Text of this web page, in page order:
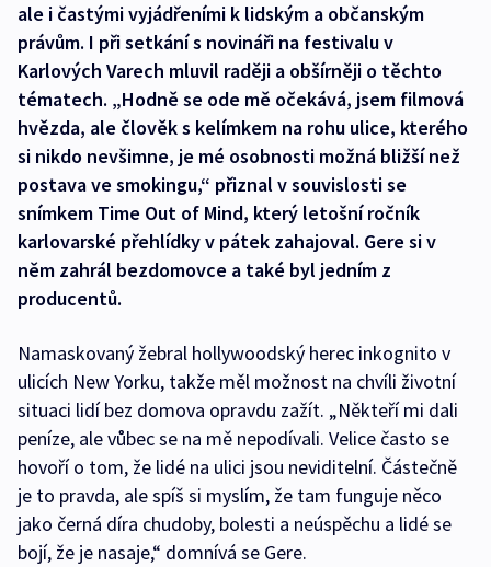
ale i častými vyjádřeními k lidským a občanským
právům. I při setkání s novináři na festivalu v
Karlových Varech mluvil raději a obšírněji o těchto
tématech. „Hodně se ode mě očekává, jsem filmová
hvězda, ale člověk s kelímkem na rohu ulice, kterého
si nikdo nevšimne, je mé osobnosti možná bližší než
postava ve smokingu,“ přiznal v souvislosti se
snímkem Time Out of Mind, který letošní ročník
karlovarské přehlídky v pátek zahajoval. Gere si v
něm zahrál bezdomovce a také byl jedním z
producentů.
Namaskovaný žebral hollywoodský herec inkognito v
ulicích New Yorku, takže měl možnost na chvíli životní
situaci lidí bez domova opravdu zažít. „Někteří mi dali
peníze, ale vůbec se na mě nepodívali. Velice často se
hovoří o tom, že lidé na ulici jsou neviditelní. Částečně
je to pravda, ale spíš si myslím, že tam funguje něco
jako černá díra chudoby, bolesti a neúspěchu a lidé se
bojí, že je nasaje,“ domnívá se Gere.